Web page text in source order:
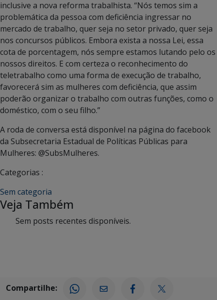
inclusive a nova reforma trabalhista. “Nós temos sim a
problemática da pessoa com deficiência ingressar no
mercado de trabalho, quer seja no setor privado, quer seja
nos concursos públicos. Embora exista a nossa Lei, essa
cota de porcentagem, nós sempre estamos lutando pelo os
nossos direitos. E com certeza o reconhecimento do
teletrabalho como uma forma de execução de trabalho,
favorecerá sim as mulheres com deficiência, que assim
poderão organizar o trabalho com outras funções, como o
doméstico, com o seu filho.”
A roda de conversa está disponível na página do facebook
da Subsecretaria Estadual de Políticas Públicas para
Mulheres: @SubsMulheres.
Categorias :
Sem categoria
Veja Também
Sem posts recentes disponíveis.
Compartilhe: